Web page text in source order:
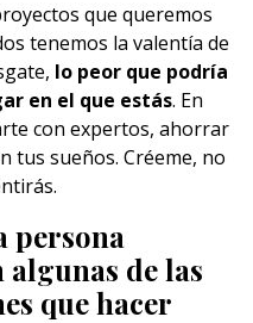
que queremos
tenemos la valentía de
lo peor que podría
en el que estás. En
con expertos, ahorrar
tus sueños. Créeme, no
persona
algunas de las
que hacer